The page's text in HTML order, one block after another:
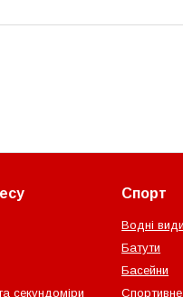
секундоміри
Спорт
Водні
Батути
Басейни